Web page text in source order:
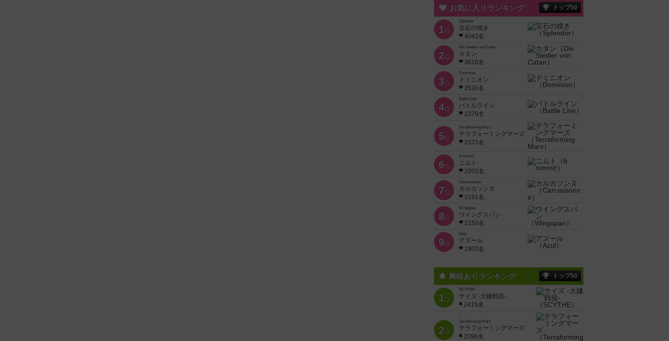
お気に入りランキング トップ50
1位
Splendor
宝石の煌き
4042名
2位
Die Siedler von Catan
カタン
3616名
3位
Dominion
ドミニオン
2530名
4位
Battle Line
バトルライン
2379名
5位
Terraforming Mars
テラフォーミングマーズ
2372名
6位
6 nimmt!
ニムト
2202名
7位
Carcassonne
カルカソンヌ
2191名
8位
Wingspan
ウイングスパン
2150名
9位
Azul
アズール
1903名
興味ありランキング トップ50
1位
SCYTHE
サイズ -大鎌戦役-
2415名
2位
Terraforming Mars
テラフォーミングマーズ
2396名